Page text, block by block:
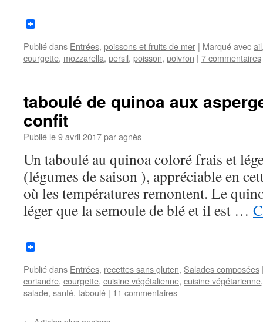
Publié dans Entrées, poissons et fruits de mer | Marqué avecail
courgette, mozzarella, persil, poisson, poivron | 7 commentaires
taboulé de quinoa aux
confit
Publié le9 avril 2017paragnès
Un taboulé au quinoa coloré frais et
(légumes de saison ), appréciable en
où les températures remontent. Le
léger que la semoule de blé et il est …
Publié dans Entrées, recettes sans gluten, Salades composées
coriandre, courgette, cuisine végétalienne, cuisine végétarienne
salade, santé, taboulé | 11 commentaires